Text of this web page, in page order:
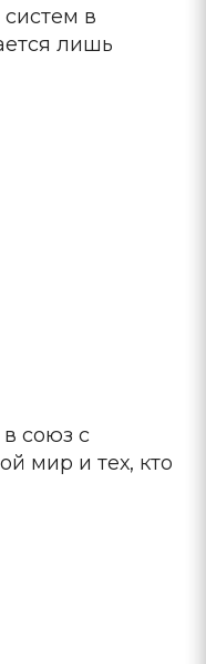
в
лишь
союз с
мир и тех, кто